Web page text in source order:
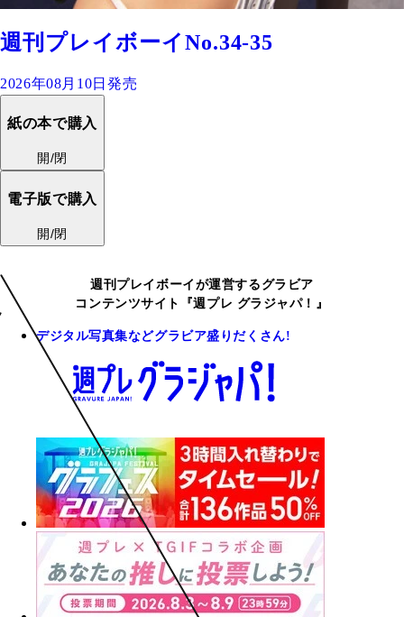
週刊プレイボーイNo.34-35
2026年08月10日発売
紙の本で購入
開/閉
電子版で購入
開/閉
週刊プレイボーイが運営するグラビア
コンテンツサイト『週プレ グラジャパ！』
デジタル写真集などグラビア盛りだくさん!